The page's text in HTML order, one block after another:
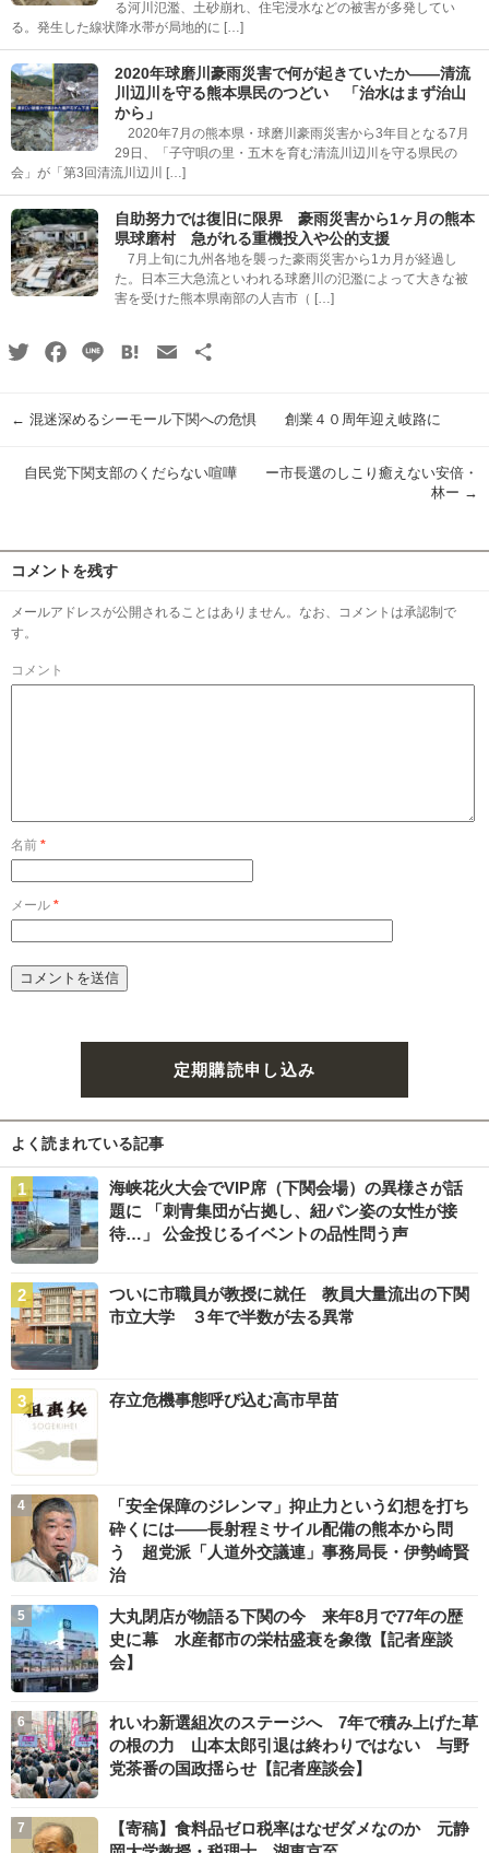
る河川氾濫、土砂崩れ、住宅浸水などの被害が多発してい
る。発生した線状降水帯が局地的に […]
2020年球磨川豪雨災害で何が起きていたか――清流
川辺川を守る熊本県民のつどい 「治水はまず治山
から」
2020年7月の熊本県・球磨川豪雨災害から3年目となる7月
29日、「子守唄の里・五木を育む清流川辺川を守る県民の
会」が「第3回清流川辺川 […]
自助努力では復旧に限界 豪雨災害から1ヶ月の熊本
県球磨村 急がれる重機投入や公的支援
7月上旬に九州各地を襲った豪雨災害から1カ月が経過し
た。日本三大急流といわれる球磨川の氾濫によって大きな被
害を受けた熊本県南部の人吉市（ […]
TwitterFacebook
Line HatenaEmail
← 混迷深めるシーモール下関への危惧 創業４０周年迎え岐路に
自民党下関支部のくだらない喧嘩 ー市長選のしこり癒えない安倍・
林ー →
コメントを残す
メールアドレスが公開されることはありません。なお、コメントは承認制で
す。
コメント
名前 *
メール *
定期購読申し込み
よく読まれている記事
海峡花火大会でVIP席（下関会場）の異様さが話
題に 「刺青集団が占拠し、紐パン姿の女性が接
待…」 公金投じるイベントの品性問う声
ついに市職員が教授に就任 教員大量流出の下関
市立大学 ３年で半数が去る異常
存立危機事態呼び込む高市早苗
「安全保障のジレンマ」抑止力という幻想を打ち
砕くには――長射程ミサイル配備の熊本から問
う 超党派「人道外交議連」事務局長・伊勢崎賢
治
大丸閉店が物語る下関の今 来年8月で77年の歴
史に幕 水産都市の栄枯盛衰を象徴【記者座談
会】
れいわ新選組次のステージへ 7年で積み上げた草
の根の力 山本太郎引退は終わりではない 与野
党茶番の国政揺らせ【記者座談会】
【寄稿】食料品ゼロ税率はなぜダメなのか 元静